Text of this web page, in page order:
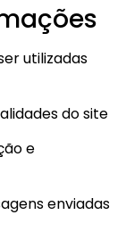
utilizadas
do site
e
enviadas